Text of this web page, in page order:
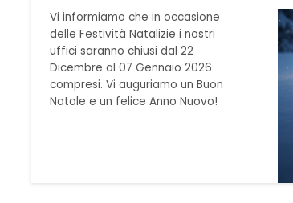
Vi informiamo che in occasione
delle Festività Natalizie i nostri
uffici saranno chiusi dal 22
Dicembre al 07 Gennaio 2026
compresi. Vi auguriamo un Buon
Natale e un felice Anno Nuovo!